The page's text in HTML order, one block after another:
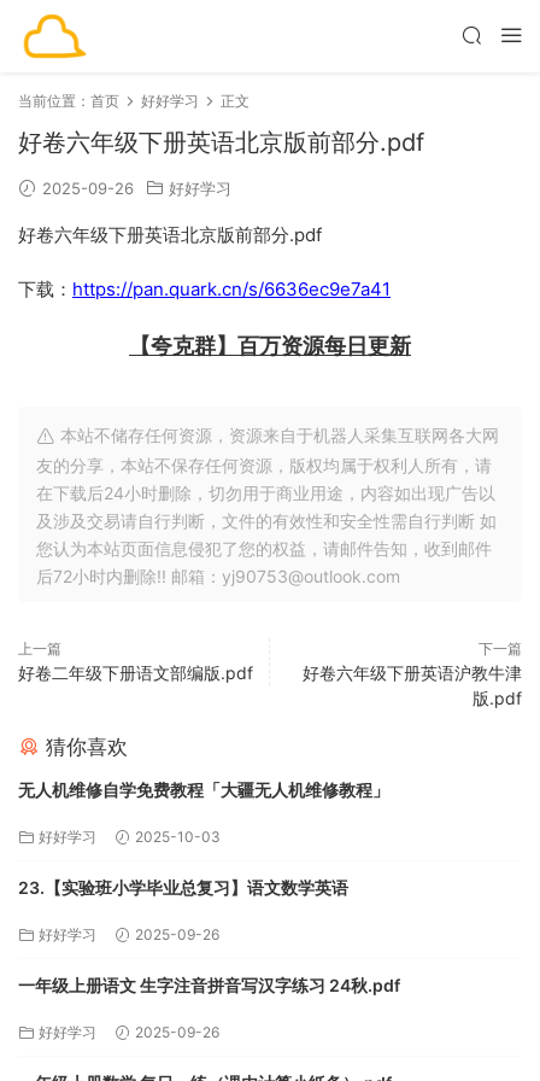
当前位置： 首页 好好学习 正文
好卷六年级下册英语北京版前部分.pdf
2025-09-26 好好学习
好卷六年级下册英语北京版前部分.pdf
下载： https://pan.quark.cn/s/6636ec9e7a41
【夸克群】百万资源每日更新
本站不储存任何资源，资源来自于机器人采集互联网各大网
友的分享，本站不保存任何资源，版权均属于权利人所有，请
在下载后24小时删除，切勿用于商业用途，内容如出现广告以
及涉及交易请自行判断，文件的有效性和安全性需自行判断 如
您认为本站页面信息侵犯了您的权益，请邮件告知，收到邮件
后72小时内删除!! 邮箱：yj90753@outlook.com
上一篇
好卷二年级下册语文部编版.pdf
下一篇
好卷六年级下册英语沪教牛津
版.pdf
猜你喜欢
无人机维修自学免费教程「大疆无人机维修教程」
好好学习 2025-10-03
23.【实验班小学毕业总复习】语文数学英语
好好学习 2025-09-26
一年级上册语文 生字注音拼音写汉字练习 24秋.pdf
好好学习 2025-09-26